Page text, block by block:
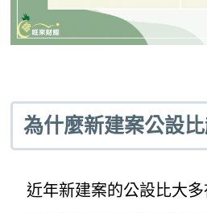
為什麼新建案公設
近年新建案的公設比大